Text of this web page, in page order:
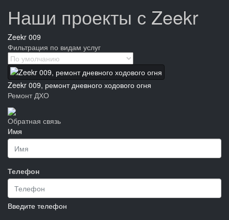
Наши проекты с Zeekr
Zeekr 009
Фильтрация по видам услуг
Zeekr 009, ремонт дневного ходового огня
Ремонт ДХО
Обратная связь
Имя
Телефон
Введите телефон